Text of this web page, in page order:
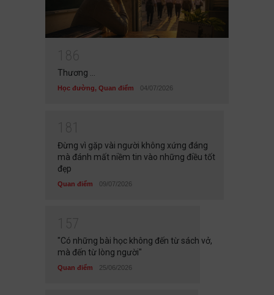
Thương ...
Học đường, Quan điểm 04/07/2026
Đừng vì gặp vài người không xứng đáng
mà đánh mất niềm tin vào những điều tốt
đẹp
Quan điểm 09/07/2026
"Có những bài học không đến từ sách vở,
mà đến từ lòng người"
Quan điểm 25/06/2026